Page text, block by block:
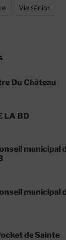
Vie sénior
Du Château
LA BD
municipal
municipal
de Sainte